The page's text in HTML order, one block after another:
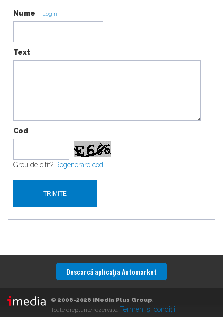
Nume Login
Text
Cod
Greu de citit? Regenerare cod
Descarcă aplicaţia Automarket
© 2006-2026 iMedia Plus Group
Toate drepturile rezervate. Termeni şi condiţii